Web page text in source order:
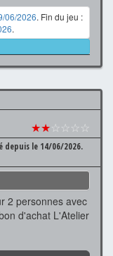
06/2026. Fin du jeu :
.
★★☆☆☆☆
depuis le 14/06/2026.
2 personnes avec
d'achat L'Atelier